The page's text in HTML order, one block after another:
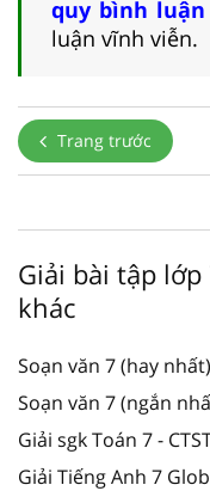
quy bình
luận vĩnh viễn.
Trang trước
Giải bài tập
khác
Soạn văn 7 (hay
Soạn văn 7 (ngắn
Giải sgk Toán 7 -
Giải Tiếng Anh 7